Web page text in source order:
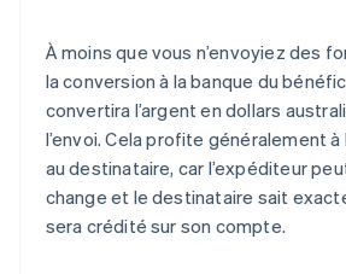
À moins que vous n’envoyiez des
la conversion à la banque du
convertira l’argent en dollars
l’envoi. Cela profite généralement
au destinataire, car l’expéditeur
change et le destinataire sait
sera crédité sur son compte.